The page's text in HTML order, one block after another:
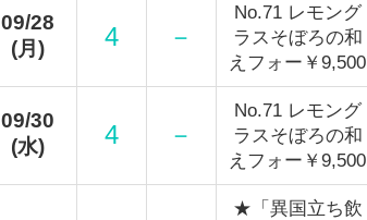
09/28
(月)
4 －
No.71 レモング
ラスそぼろの和
えフォー￥9,500
09/30
(水)
4 －
No.71 レモング
ラスそぼろの和
えフォー￥9,500
★「異国立ち飲